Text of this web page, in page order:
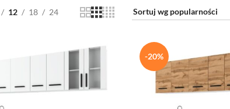
12 18 24
-20%